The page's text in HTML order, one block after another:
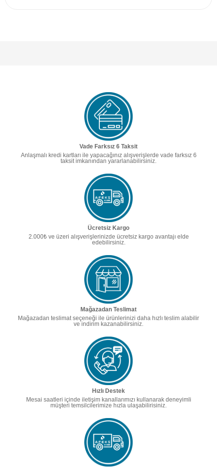
Vade Farksız 6 Taksit
Anlaşmalı kredi kartları ile yapacağınız alışverişlerde vade farksız 6
taksit imkanından yararlanabilirsiniz.
Ücretsiz Kargo
2.000₺ ve üzeri alışverişlerinizde ücretsiz kargo avantajı elde
edebilirsiniz.
Mağazadan Teslimat
Mağazadan teslimat seçeneği ile ürünlerinizi daha hızlı teslim alabilir
ve indirim kazanabilirsiniz.
Hızlı Destek
Mesai saatleri içinde iletişim kanallarımızı kullanarak deneyimli
müşteri temsilcilerimize hızla ulaşabilirisiniz.